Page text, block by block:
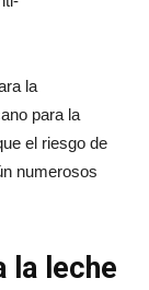
la
para la
el riesgo de
numerosos
la leche